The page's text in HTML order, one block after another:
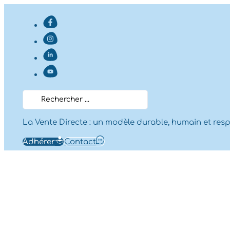
Search
...
La Vente Directe : un modèle durable, humain et
Adhérer Contact